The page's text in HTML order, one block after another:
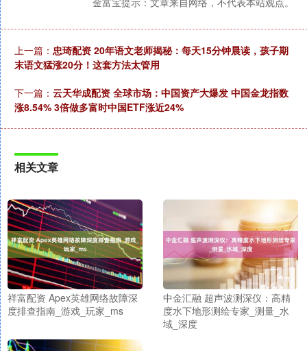
上一篇： 忠琦配资 20年语文老师揭秘：每天15分钟晨读，孩子期
末语文猛涨20分！这套方法太管用
下一篇： 云天华成配资 全球市场：中国资产大爆发 中国金龙指数
涨8.54% 3倍做多富时中国ETF涨近24%
相关文章
祥富配资 Apex英雄网络故障深
度排查指南_游戏_玩家_ms
中金汇融 超声波测深仪：高精
度水下地形测绘专家_测量_水
域_深度